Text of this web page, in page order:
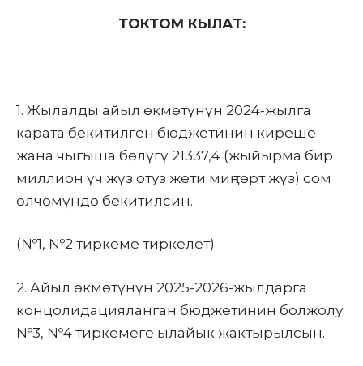
ТОКТОМ КЫЛАТ:
1. Жылалды айыл өкмөтүнүн 2024-жылга
карата бекитилген бюджетинин киреше
жана чыгыша бөлүгү 21337,4 (жыйырма бир
миллион үч жүз отуз жети миң төрт жүз) сом
өлчөмүндө бекитилсин.
(№1, №2 тиркеме тиркелет)
2. Айыл өкмөтүнүн 2025-2026-жылдарга
концолидацияланган бюджетинин болжолу
№3, №4 тиркемеге ылайык жактырылсын.